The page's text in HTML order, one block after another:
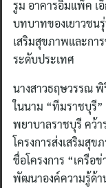
รูม อาคารอิมแพ็ค เ
บทบาทของเยาวชน
เสริมสุขภาพและกา
ระดับประเทศ
นางสาวธฤษวรรณ พิ
ในนาม “ทีมราชบุรี
พยาบาลราชบุรี คว้
โครงการส่งเสริมสุ
ชื่อโครงการ “เครือ
พัฒนาองค์ความรู้ด้า